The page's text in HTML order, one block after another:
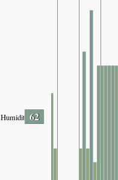
Humidity 62